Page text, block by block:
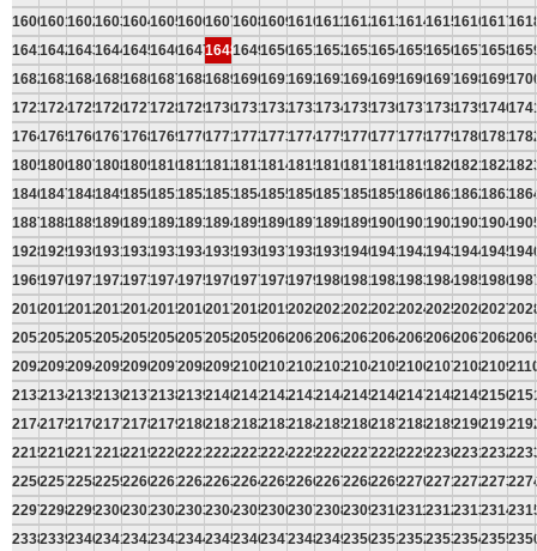
160016011602160316041605160616071608160916101611161216131614161516161617
164116421643164416451646164716481649165016511652165316541655165616571658
168216831684168516861687168816891690169116921693169416951696169716981699
172317241725172617271728172917301731173217331734173517361737173817391740
176417651766176717681769177017711772177317741775177617771778177917801781
180518061807180818091810181118121813181418151816181718181819182018211822
184618471848184918501851185218531854185518561857185818591860186118621863
188718881889189018911892189318941895189618971898189919001901190219031904
192819291930193119321933193419351936193719381939194019411942194319441945
196919701971197219731974197519761977197819791980198119821983198419851986
201020112012201320142015201620172018201920202021202220232024202520262027
205120522053205420552056205720582059206020612062206320642065206620672068
209220932094209520962097209820992100210121022103210421052106210721082109
213321342135213621372138213921402141214221432144214521462147214821492150
217421752176217721782179218021812182218321842185218621872188218921902191
221522162217221822192220222122222223222422252226222722282229223022312232
225622572258225922602261226222632264226522662267226822692270227122722273
229722982299230023012302230323042305230623072308230923102311231223132314
233823392340234123422343234423452346234723482349235023512352235323542355